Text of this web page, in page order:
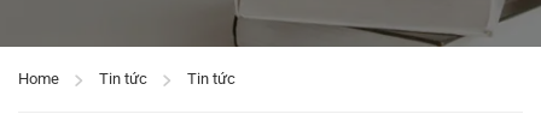
Home Tin tức Tin tức